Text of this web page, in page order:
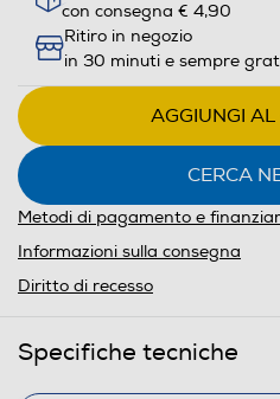
con consegna € 4,90
Ritiro in negozio
in 30 minuti e sempre
AGGIUNGI
CERCA
Metodi di pagamento e
Informazioni sulla consegna
Diritto di recesso
Specifiche tecniche